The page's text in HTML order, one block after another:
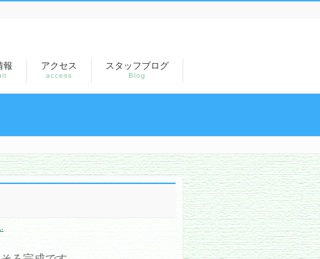
報 アクセス
access
スタッフブログ
Blog